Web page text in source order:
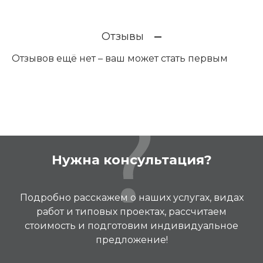
Отзывы
Отзывов ещё нет – ваш может стать первым
Нужна консультация?
Подробно расскажем о наших услугах, видах
работ и типовых проектах, рассчитаем
стоимость и подготовим индивидуальное
предложение!